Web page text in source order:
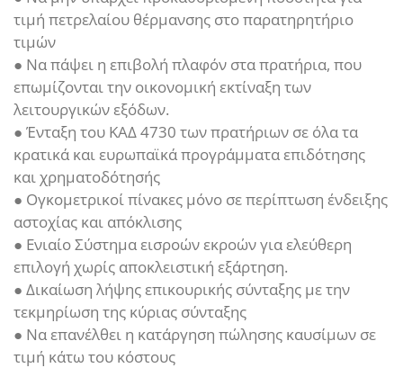
τιμή πετρελαίου θέρμανσης στο παρατηρητήριο
τιμών
● Να πάψει η επιβολή πλαφόν στα πρατήρια, που
επωμίζονται την οικονομική εκτίναξη των
λειτουργικών εξόδων.
● Ένταξη του ΚΑΔ 4730 των πρατήριων σε όλα τα
κρατικά και ευρωπαϊκά προγράμματα επιδότησης
και χρηματοδότησής
● Ογκομετρικοί πίνακες μόνο σε περίπτωση ένδειξης
αστοχίας και απόκλισης
● Ενιαίο Σύστημα εισροών εκροών για ελεύθερη
επιλογή χωρίς αποκλειστική εξάρτηση.
● Δικαίωση λήψης επικουρικής σύνταξης με την
τεκμηρίωση της κύριας σύνταξης
● Να επανέλθει η κατάργηση πώλησης καυσίμων σε
τιμή κάτω του κόστους